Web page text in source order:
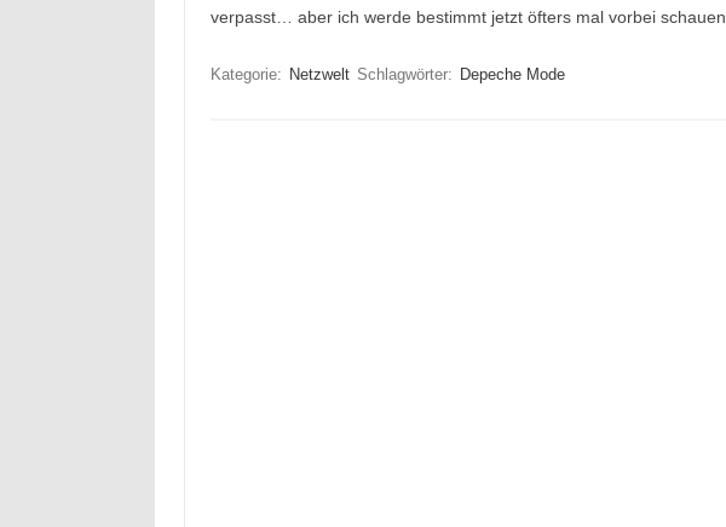
verpasst… aber ich werde bestimmt jetzt öfters mal vorbei schauen.
Kategorie: Netzwelt Schlagwörter: Depeche Mode